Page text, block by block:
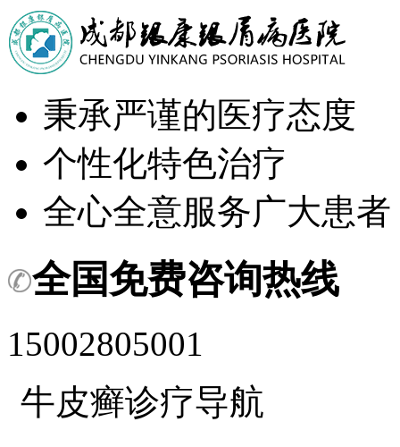
秉承严谨的医疗态度
个性化特色治疗
全心全意服务广大患者
全国免费咨询热线
15002805001
牛皮癣诊疗导航